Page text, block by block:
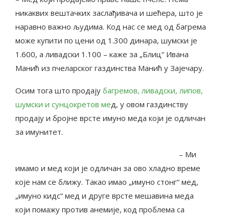
никаквих вештачких заслађивача и шећера, што је
наравно важно људима. Код нас се мед од багрема
може купити по цени од 1.300 динара, шумски је
1.600, а ливадски 1.100 – каже за „Блиц“ Ивана
Манић из пчеларског газдинства Манић у Зајечару.
Осим тога што продају багремов, ливадски, липов,
шумски и сунцокретов мед, у овом газдинству
продају и бројне врсте имуно меда који је одличан
за имунитет.
– Ми
имамо и мед који је одличан за ово хладно време
које нам се ближу. Такао имао „имуно стонг“ мед,
„имуно кидс“ мед и друге врсте мешавина меда
који помажу против анемије, код проблема са